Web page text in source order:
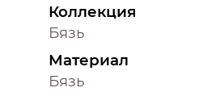
Коллекция
Бязь
Материал
Бязь